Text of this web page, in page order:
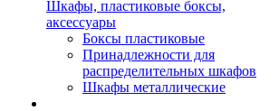
Шкафы, пластиковые боксы,
аксессуары
Боксы пластиковые
Принадлежности для
распределительных шкафов
Шкафы металлические